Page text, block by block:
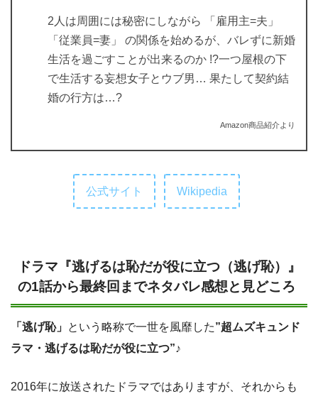
2人は周囲には秘密にしながら 「雇用主=夫」
「従業員=妻」 の関係を始めるが、バレずに新婚
生活を過ごすことが出来るのか !?一つ屋根の下
で生活する妄想女子とウブ男… 果たして契約結
婚の行方は…?
Amazon商品紹介より
公式サイト Wikipedia
ドラマ『逃げるは恥だが役に立つ（逃げ恥）』
の1話から最終回までネタバレ感想と見どころ
「逃げ恥」 という略称で一世を風靡した”超ムズキュンド
ラマ・逃げるは恥だが役に立つ”♪
2016年に放送されたドラマではありますが、それからも